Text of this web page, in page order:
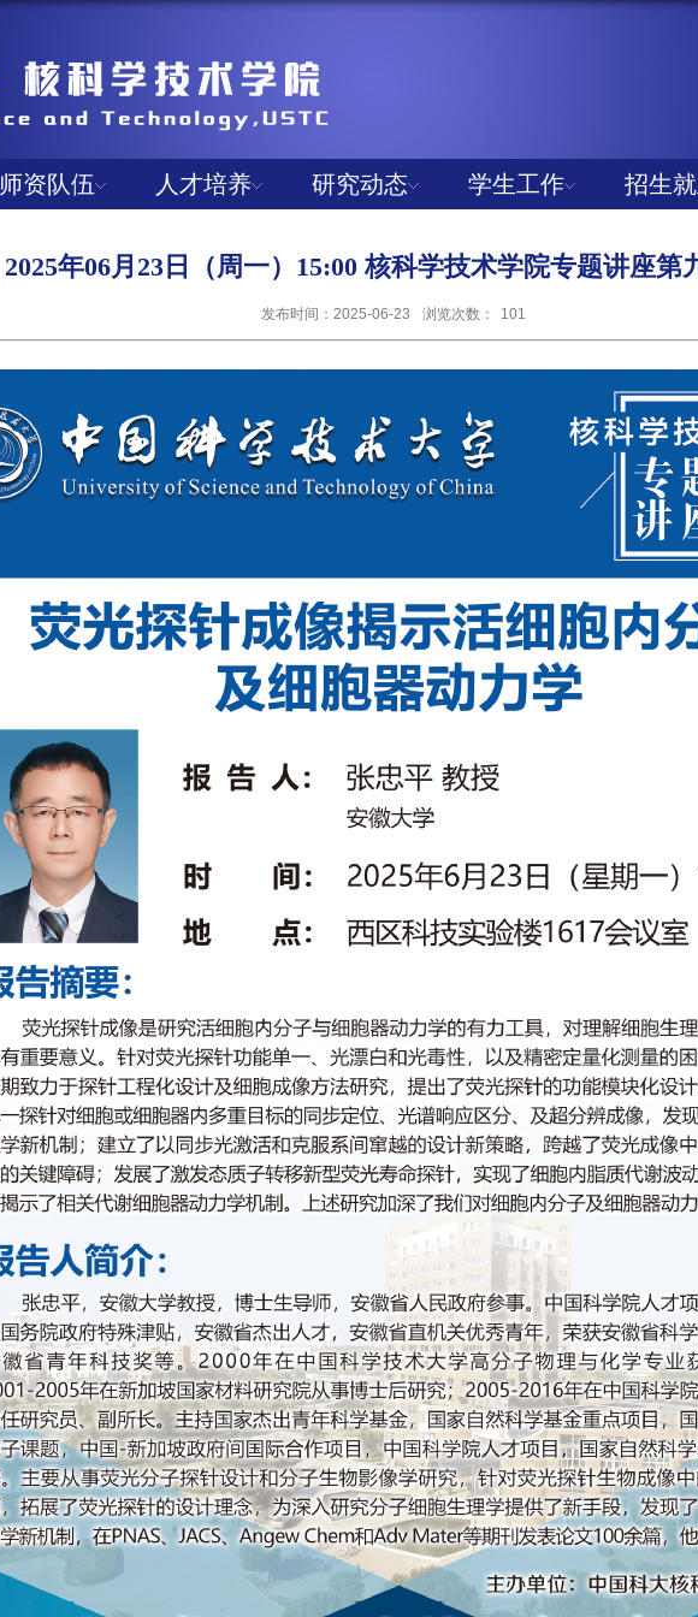
师资队伍 人才培养 研究动态 学生工作 招生
2025年06月23日（周一）15:00 核科学技术学院专题讲座第
发布时间：2025-06-23 浏览次数： 101